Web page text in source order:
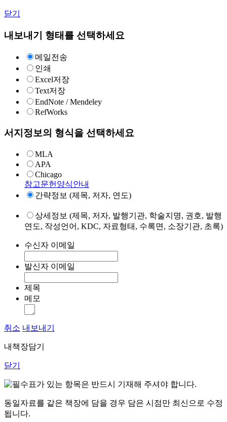
닫기
내보내기 형태를 선택하세요
메일전송
인쇄
Excel저장
Text저장
EndNote / Mendeley
RefWorks
서지정보의 형식을 선택하세요
MLA
APA
Chicago
참고문헌양식안내
간략정보 (제목, 저자, 연도)
상세정보 (제목, 저자, 발행기관, 학술지명, 권호, 발행
연도, 작성언어, KDC, 자료형태, 수록면, 소장기관, 초록)
수신자 이메일
발신자 이메일
제목
메모
취소 내보내기
내책장담기
닫기
표가 있는 항목은 반드시 기재해 주셔야 합니다.
동일자료를 같은 책장에 담을 경우 담은 시점만 최신으로 수정
됩니다.